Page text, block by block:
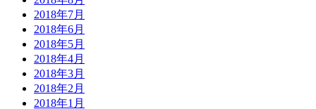
2018年7月
2018年6月
2018年5月
2018年4月
2018年3月
2018年2月
2018年1月